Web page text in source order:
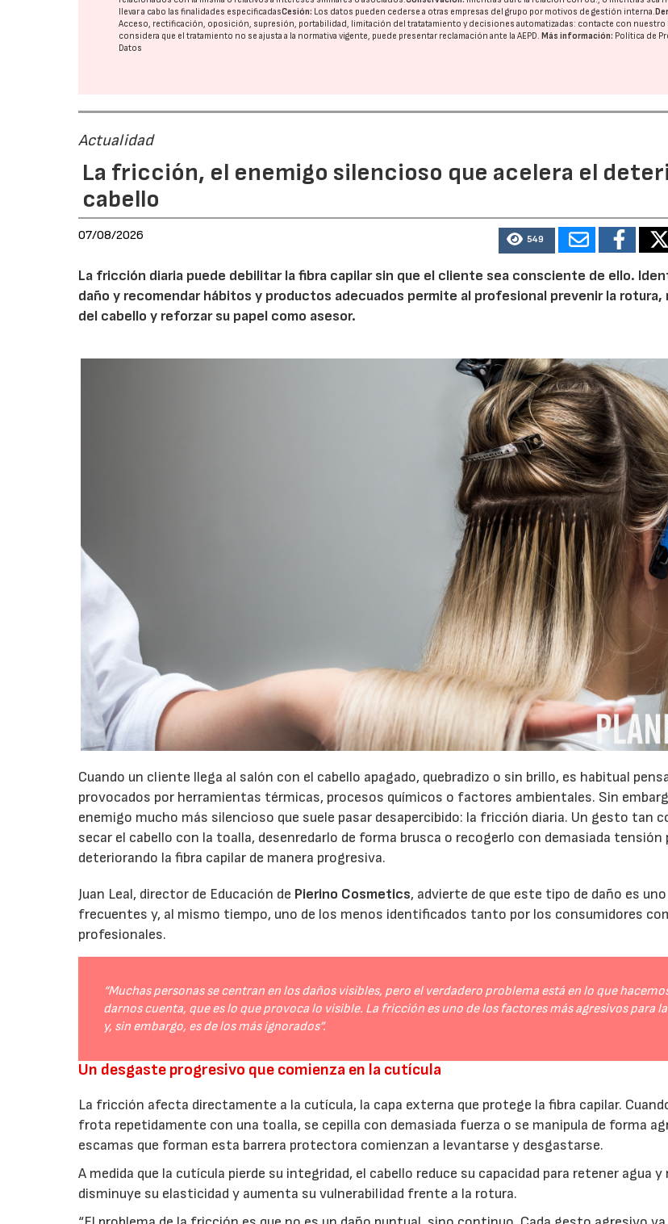
llevar a cabo las finalidades especificadasCesión: Los datos pueden cederse a otras empresas del grupo por motivos de gestión interna.
Acceso, rectificación, oposición, supresión, portabilidad, limitación del tratatamiento y decisiones automatizadas: contacte con nuestro
considera que el tratamiento no se ajusta a la normativa vigente, puede presentar reclamación ante laAEPD.Más información: Política de
Datos
Actualidad
La fricción, el enemigo silencioso que acelera el
cabello
07/08/2026 549
La fricción diaria puede debilitar la fibra capilar sin que el cliente sea consciente de ello.
daño y recomendar hábitos y productos adecuados permite al profesional prevenir la rotura,
del cabello y reforzar su papel como asesor.
Cuando un cliente llega al salón con el cabello apagado, quebradizo o sin brillo, es habitual
provocados por herramientas térmicas, procesos químicos o factores ambientales. Sin
enemigo mucho más silencioso que suele pasar desapercibido: la fricción diaria. Un gesto tan
secar el cabello con la toalla, desenredarlo de forma brusca o recogerlo con demasiada tensión
deteriorando la fibra capilar de manera progresiva.
Juan Leal, director de Educación de Pierino Cosmetics, advierte de que este tipo de daño es
frecuentes y, al mismo tiempo, uno de los menos identificados tanto por los consumidores
profesionales.
“Muchas personas se centran en los daños visibles, pero el verdadero problema está en lo que
darnos cuenta, que es lo que provoca lo visible. La fricción es uno de los factores más agresivos para
y, sin embargo, es de los más ignorados”.
Un desgaste progresivo que comienza en la cutícula
La fricción afecta directamente a la cutícula, la capa externa que protege la fibra capilar.
frota repetidamente con una toalla, se cepilla con demasiada fuerza o se manipula de forma
escamas que forman esta barrera protectora comienzan a levantarse y desgastarse.
A medida que la cutícula pierde su integridad, el cabello reduce su capacidad para retener agua
disminuye su elasticidad y aumenta su vulnerabilidad frente a la rotura.